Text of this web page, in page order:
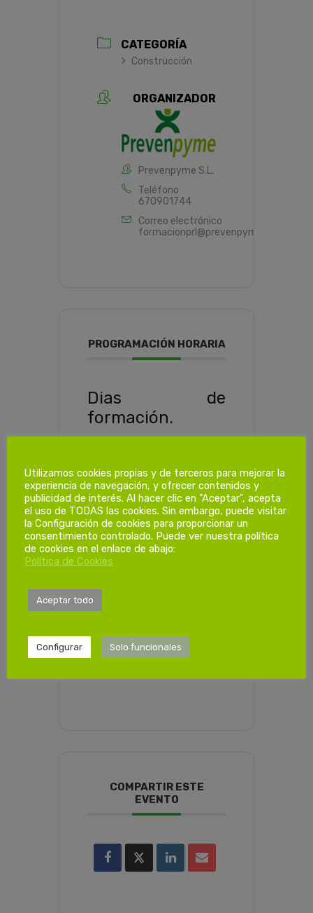
CATEGORÍA
Construcción
ORGANIZADOR
Prevenpyme S.L.
Teléfono
670901744
Correo electrónico
formacionprl@prevenpyme.es
PROGRAMACIÓN HORARIA
Dias de
formación.
Viernes 28/04/2023
de 15:00 a 19:30
2ª Sesión
Sábado 29/04/2023
de 08:00 a 13:00
4ª Sesión
COMPARTIR ESTE
EVENTO
Utilizamos cookies propias y de terceros para mejorar la
experiencia de navegación, y ofrecer contenidos y
publicidad de interés. Al hacer clic en "Aceptar", acepta
el uso de TODAS las cookies. Sin embargo, puede visitar
la Configuración de cookies para proporcionar un
consentimiento controlado. Puede ver nuestra política
de cookies en el enlace de abajo:
Política de Cookies
Aceptar todo
Configurar Solo funcionales